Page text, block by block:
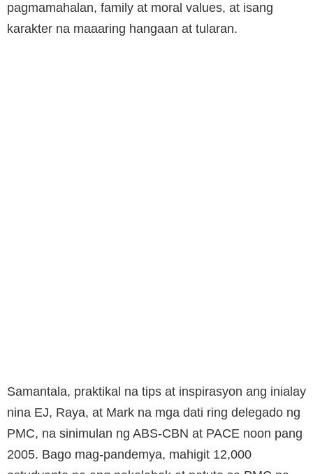
pagmamahalan, family at moral values, at isang
karakter na maaaring hangaan at tularan.
Samantala, praktikal na tips at inspirasyon ang inialay
nina EJ, Raya, at Mark na mga dati ring delegado ng
PMC, na sinimulan ng ABS-CBN at PACE noon pang
2005. Bago mag-pandemya, mahigit 12,000